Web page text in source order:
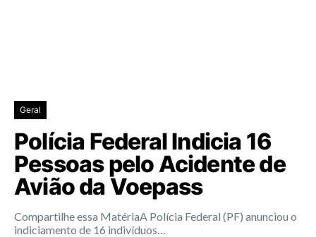
Geral
Polícia Federal Indicia 16
Pessoas pelo Acidente de
Avião da Voepass
Compartilhe essa MatériaA Polícia Federal (PF) anunciou o
indiciamento de 16 indivíduos…